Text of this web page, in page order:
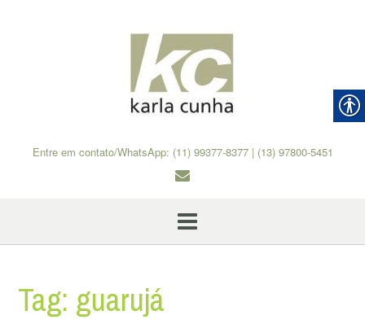
Entre em contato/WhatsApp: (11) 99377-8377 | (13) 97800-5451
Tag: guarujá